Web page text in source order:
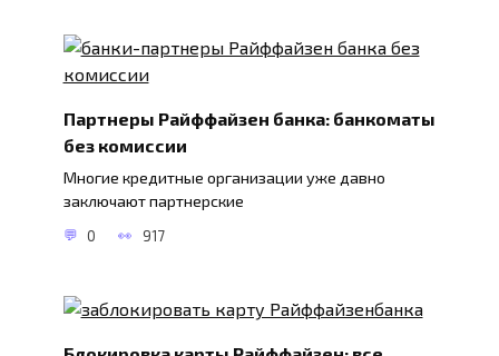
Партнеры Райффайзен банка: банкоматы
без комиссии
Многие кредитные организации уже давно
заключают партнерские
0 917